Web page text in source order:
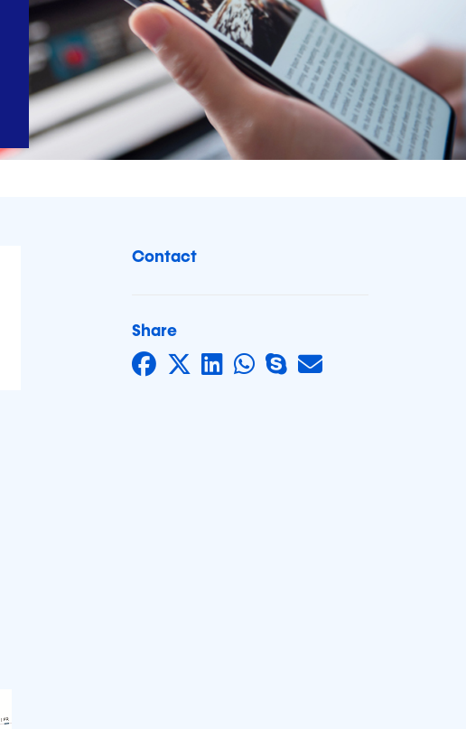
Contact
Share
Share on Facebook
Share on Twitter
Share on LinkedIn
Share on
Share on
Share by